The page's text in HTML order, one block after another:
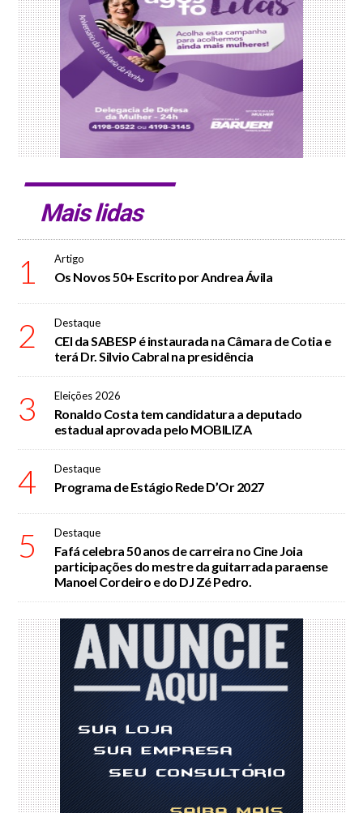
Mais lidas
1 Artigo
Os Novos 50+ Escrito por Andrea Ávila
2 Destaque
CEI da SABESP é instaurada na Câmara de Cotia e
terá Dr. Silvio Cabral na presidência
3 Eleições 2026
Ronaldo Costa tem candidatura a deputado
estadual aprovada pelo MOBILIZA
4 Destaque
Programa de Estágio Rede D’Or 2027
5 Destaque
Fafá celebra 50 anos de carreira no Cine Joia
participações do mestre da guitarrada paraense
Manoel Cordeiro e do DJ Zé Pedro.